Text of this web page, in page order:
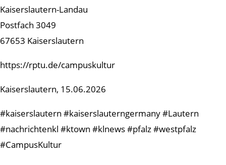
Kaiserslautern-Landau
Postfach 3049
67653 Kaiserslautern
https://rptu.de/campuskultur
Kaiserslautern, 15.06.2026
#kaiserslautern #kaiserslauterngermany #Lautern
#nachrichtenkl #ktown #klnews #pfalz #westpfalz
#CampusKultur